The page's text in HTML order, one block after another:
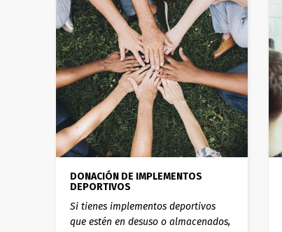
DONACIÓN DE IMPLEMENTOS
DEPORTIVOS
Si tienes implementos deportivos
que estén en desuso o almacenados,